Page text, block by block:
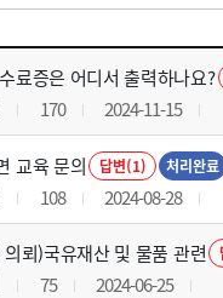
료증은 어디서 출력하나요?
170 2024-11-15
교육 문의 답변(1) 처리완료
108 2024-08-28
의뢰)국유재산 및 물품 관련
75 2024-06-25